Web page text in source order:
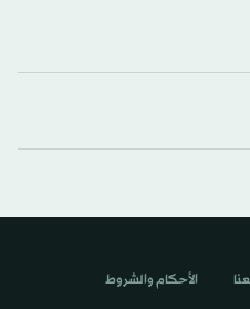
الأحكام والشروط